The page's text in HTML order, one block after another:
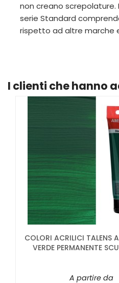
non creano
serie Standard
rispetto ad altre marche
I clienti che hanno
COLORI ACRILICI TALENS
VERDE PERMANENTE
A partire da